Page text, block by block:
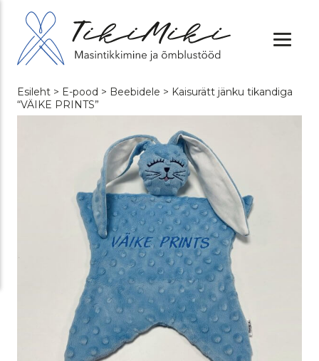
Esileht > E-pood > Beebidele > Kaisurätt jänku tikandiga
“VÄIKE PRINTS”